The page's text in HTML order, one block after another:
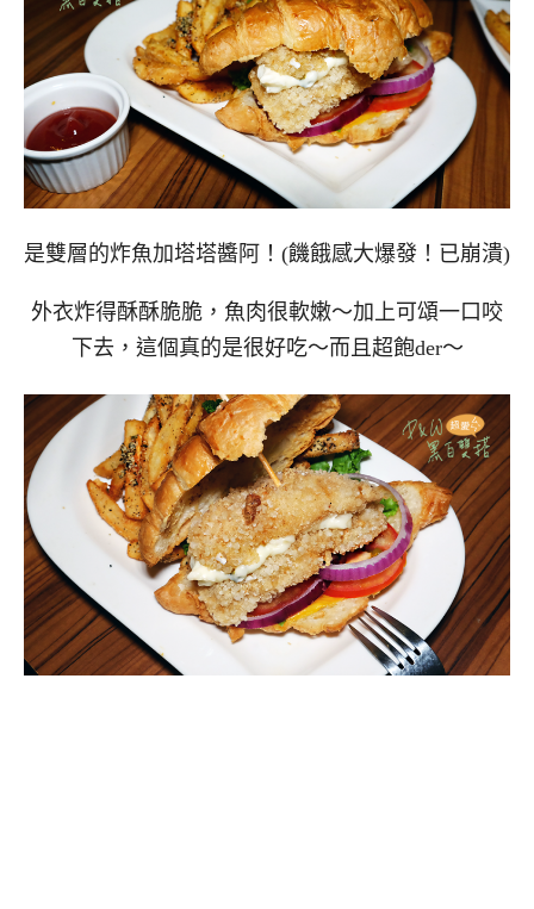
是雙層的炸魚加塔塔醬阿！(饑餓感大爆發！已崩潰)
外衣炸得酥酥脆脆，魚肉很軟嫩～加上可頌一口咬
下去，這個真的是很好吃～而且超飽der～